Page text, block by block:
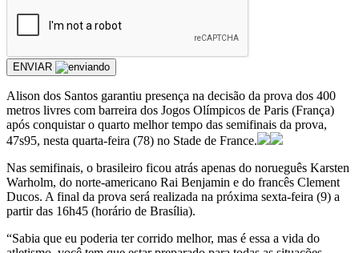
ENVIAR
Alison dos Santos garantiu presença na decisão da prova dos 400
metros livres com barreira dos Jogos Olímpicos de Paris (França)
após conquistar o quarto melhor tempo das semifinais da prova,
47s95, nesta quarta-feira (78) no Stade de France.
Nas semifinais, o brasileiro ficou atrás apenas do norueguês Karsten
Warholm, do norte-americano Rai Benjamin e do francês Clement
Ducos. A final da prova será realizada na próxima sexta-feira (9) a
partir das 16h45 (horário de Brasília).
“Sabia que eu poderia ter corrido melhor, mas é essa a vida do